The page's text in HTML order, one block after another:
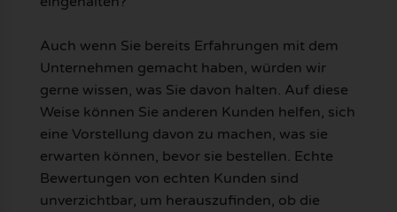
Auch wenn Sie bereits Erfahrungen mit dem
Unternehmen gemacht haben, würden wir
gerne wissen, was Sie davon halten. Auf diese
Weise können Sie anderen Kunden helfen, sich
eine Vorstellung davon zu machen, was sie
erwarten können, bevor sie bestellen. Echte
Bewertungen von echten Kunden sind
unverzichtbar, um herauszufinden, ob die